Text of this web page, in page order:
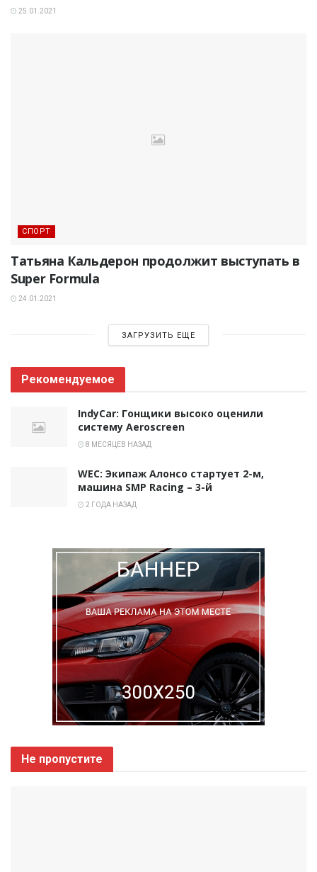
25.01.2021
СПОРТ
Татьяна Кальдерон продолжит выступать в
Super Formula
24.01.2021
ЗАГРУЗИТЬ ЕЩЕ
Рекомендуемое
IndyCar: Гонщики высоко оценили
систему Aeroscreen
8 МЕСЯЦЕВ НАЗАД
WEC: Экипаж Алонсо стартует 2-м,
машина SMP Racing – 3-й
2 ГОДА НАЗАД
Не пропустите